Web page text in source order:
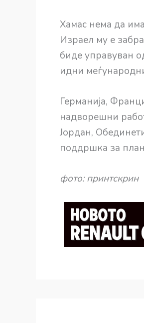
Хамас нема да
Израел му е
биде управуван
идни
Германија,
надворешни
Јордан,
поддршка за
фото: принтскрин